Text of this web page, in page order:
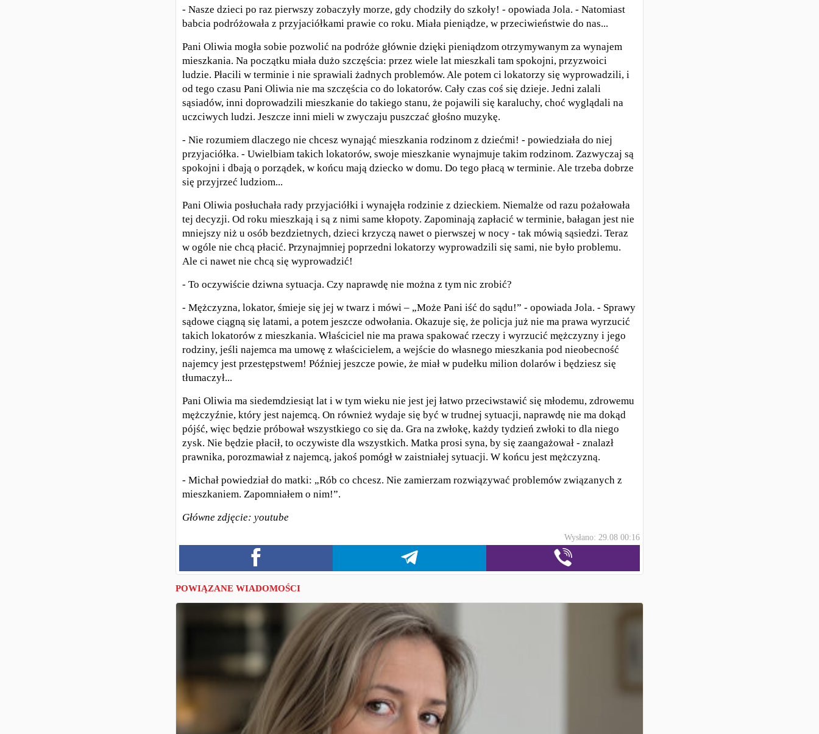
- Nasze dzieci po raz pierwszy zobaczyły morze, gdy chodziły do szkoły! - opowiada Jola. - Natomiast
babcia podróżowała z przyjaciółkami prawie co roku. Miała pieniądze, w przeciwieństwie do nas...
Pani Oliwia mogła sobie pozwolić na podróże głównie dzięki pieniądzom otrzymywanym za wynajem
mieszkania. Na początku miała dużo szczęścia: przez wiele lat mieszkali tam spokojni, przyzwoici
ludzie. Płacili w terminie i nie sprawiali żadnych problemów. Ale potem ci lokatorzy się wyprowadzili, i
od tego czasu Pani Oliwia nie ma szczęścia co do lokatorów. Cały czas coś się dzieje. Jedni zalali
sąsiadów, inni doprowadzili mieszkanie do takiego stanu, że pojawili się karaluchy, choć wyglądali na
uczciwych ludzi. Jeszcze inni mieli w zwyczaju puszczać głośno muzykę.
- Nie rozumiem dlaczego nie chcesz wynająć mieszkania rodzinom z dziećmi! - powiedziała do niej
przyjaciółka. - Uwielbiam takich lokatorów, swoje mieszkanie wynajmuje takim rodzinom. Zazwyczaj są
spokojni i dbają o porządek, w końcu mają dziecko w domu. Do tego płacą w terminie. Ale trzeba dobrze
się przyjrzeć ludziom...
Pani Oliwia posłuchała rady przyjaciółki i wynajęła rodzinie z dzieckiem. Niemalże od razu pożałowała
tej decyzji. Od roku mieszkają i są z nimi same kłopoty. Zapominają zapłacić w terminie, bałagan jest nie
mniejszy niż u osób bezdzietnych, dzieci krzyczą nawet o pierwszej w nocy - tak mówią sąsiedzi. Teraz
w ogóle nie chcą płacić. Przynajmniej poprzedni lokatorzy wyprowadzili się sami, nie było problemu.
Ale ci nawet nie chcą się wyprowadzić!
- To oczywiście dziwna sytuacja. Czy naprawdę nie można z tym nic zrobić?
- Mężczyzna, lokator, śmieje się jej w twarz i mówi – „Może Pani iść do sądu!” - opowiada Jola. - Sprawy
sądowe ciągną się latami, a potem jeszcze odwołania. Okazuje się, że policja już nie ma prawa wyrzucić
takich lokatorów z mieszkania. Właściciel nie ma prawa spakować rzeczy i wyrzucić mężczyzny i jego
rodziny, jeśli najemca ma umowę z właścicielem, a wejście do własnego mieszkania pod nieobecność
najemcy jest przestępstwem! Później jeszcze powie, że miał w pudełku milion dolarów i będziesz się
tłumaczył...
Pani Oliwia ma siedemdziesiąt lat i w tym wieku nie jest jej łatwo przeciwstawić się młodemu, zdrowemu
mężczyźnie, który jest najemcą. On również wydaje się być w trudnej sytuacji, naprawdę nie ma dokąd
pójść, więc będzie próbował wszystkiego co się da. Gra na zwłokę, każdy tydzień zwłoki to dla niego
zysk. Nie będzie płacił, to oczywiste dla wszystkich. Matka prosi syna, by się zaangażował - znalazł
prawnika, porozmawiał z najemcą, jakoś pomógł w zaistniałej sytuacji. W końcu jest mężczyzną.
- Michał powiedział do matki: „Rób co chcesz. Nie zamierzam rozwiązywać problemów związanych z
mieszkaniem. Zapomniałem o nim!”.
Główne zdjęcie: youtube
Wysłano: 29.08 00:16
POWIĄZANE WIADOMOŚCI